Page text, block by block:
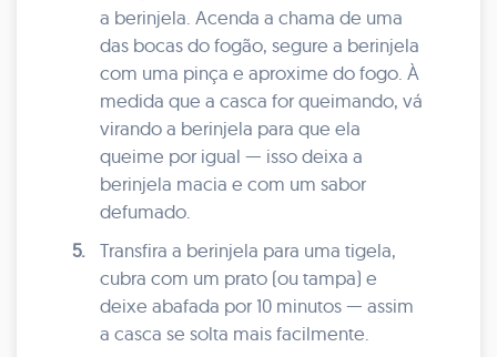
a berinjela. Acenda a chama de uma
das bocas do fogão, segure a berinjela
com uma pinça e aproxime do fogo. À
medida que a casca for queimando, vá
virando a berinjela para que ela
queime por igual — isso deixa a
berinjela macia e com um sabor
defumado.
5.
Transfira a berinjela para uma tigela,
cubra com um prato (ou tampa) e
deixe abafada por 10 minutos — assim
a casca se solta mais facilmente.